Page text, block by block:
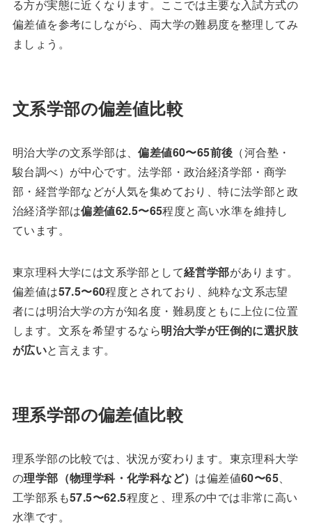
る方が実態に近くなります。ここでは主要な入試方式の
偏差値を参考にしながら、両大学の難易度を整理してみ
ましょう。
文系学部の偏差値比較
明治大学の文系学部は、偏差値60〜65前後 （河合塾・
駿台調べ）が中心です。法学部・政治経済学部・商学
部・経営学部などが人気を集めており、特に法学部と政
治経済学部は偏差値62.5〜65程度と高い水準を維持し
ています。
東京理科大学には文系学部として経営学部があります。
偏差値は57.5〜60程度とされており、純粋な文系志望
者には明治大学の方が知名度・難易度ともに上位に位置
します。文系を希望するなら明治大学が圧倒的に選択肢
が広いと言えます。
理系学部の偏差値比較
理系学部の比較では、状況が変わります。東京理科大学
の理学部（物理学科・化学科など） は偏差値60〜65、
工学部系も57.5〜62.5程度と、理系の中では非常に高い
水準です。